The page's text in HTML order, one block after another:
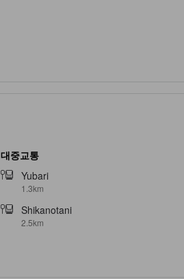
대중교통
Yubari
1.3km
Shikanotani
2.5km